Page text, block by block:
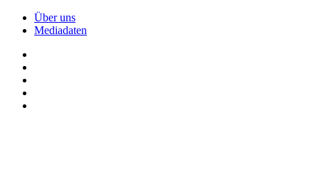
Über uns
Mediadaten